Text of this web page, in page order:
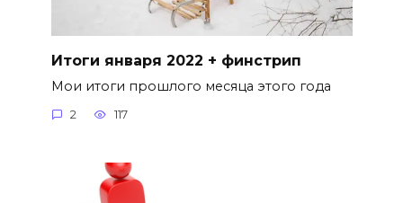
Итоги января 2022 + финстрип
Мои итоги прошлого месяца этого года
2 117